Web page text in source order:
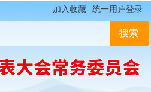
加入收藏 统一用户登录